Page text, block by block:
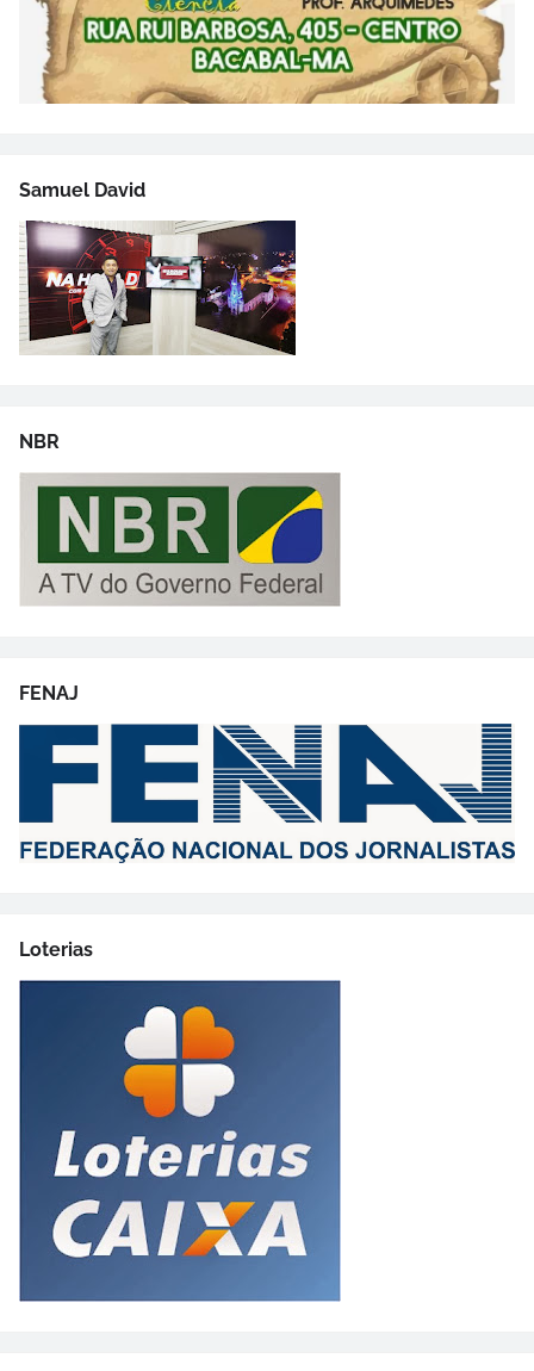
Samuel David
NBR
FENAJ
Loterias